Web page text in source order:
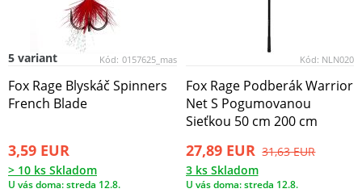
Kód: 0157625_mas
5 variant
Fox Rage Blyskáč Spinners
French Blade
3,59 EUR
> 10 ks Skladom
U vás doma: streda 12.8.
Kód: NLN020
Fox Rage Podberák Warrior
Net S Pogumovanou
Sieťkou 50 cm 200 cm
27,89 EUR 31,63 EUR
3 ks Skladom
U vás doma: streda 12.8.